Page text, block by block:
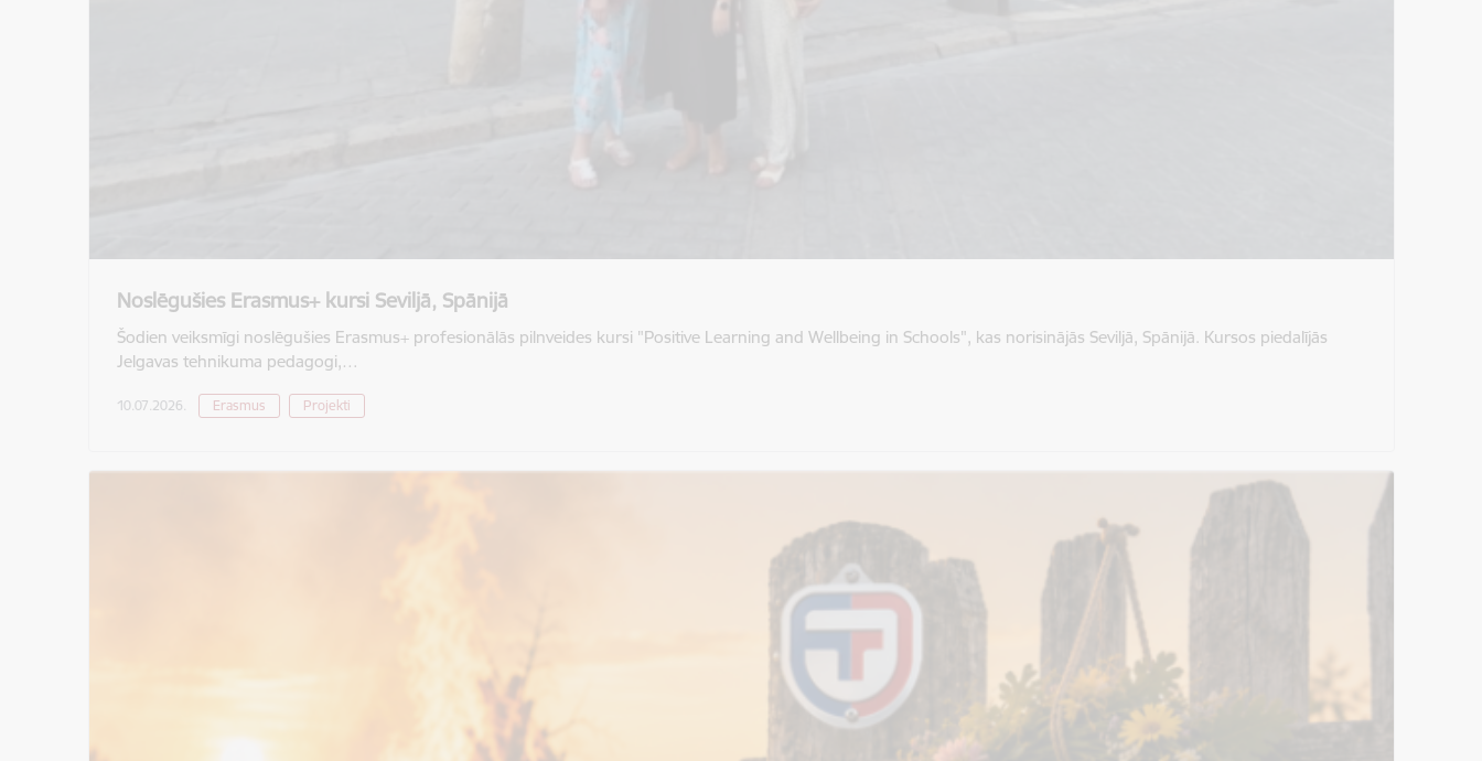
Noslēgušies Erasmus+ kursi Seviljā, Spānijā
Šodien veiksmīgi noslēgušies Erasmus+ profesionālās pilnveides kursi "Positive Learning and Wellbeing in Schools", kas norisinājās Seviljā, Spānijā. Kursos piedalījās
Jelgavas tehnikuma pedagogi,…
10.07.2026. Erasmus Projekti